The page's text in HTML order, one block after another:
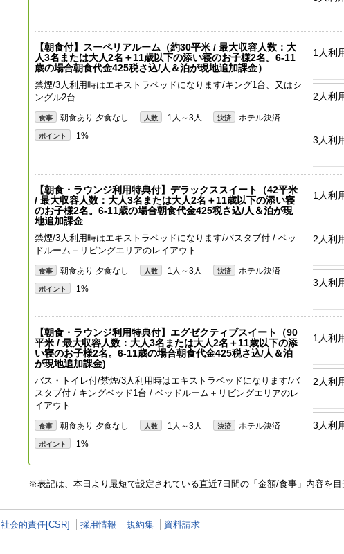
【朝食付】スーペリアルーム（約30平米 / 最大収容人数：大
人3名または大人2名＋11歳以下の添い寝のお子様2名。6-11
歳の場合朝食代金425税さ込/人＆泊が現地追加課金）
禁煙/3人利用時はエキストラベッドになります/キング1台、又はシ
ングル2台
食事 朝食あり 夕食なし 人数 1人～3人 決済 ホテル決済
ポイント 1%
1人利
2人利
3人利
【朝食・ラウンジ利用特典付】デラックススイート（42平米
/ 最大収容人数：大人3名または大人2名＋11歳以下の添い寝
のお子様2名。6-11歳の場合朝食代金425税さ込/人＆泊が現
地追加課金
禁煙/3人利用時はエキストラベッドになります/バスタブ付 / ベッ
ドルーム＋リビングエリアのレイアウト
食事 朝食あり 夕食なし 人数 1人～3人 決済 ホテル決済
ポイント 1%
1人利
2人利
3人利
【朝食・ラウンジ利用特典付】エグゼクティブスイート（90
平米 / 最大収容人数：大人3名または大人2名＋11歳以下の添
い寝のお子様2名。6-11歳の場合朝食代金425税さ込/人＆泊
が現地追加課金)
バス・トイレ付/禁煙/3人利用時はエキストラベッドになります/バ
スタブ付 / キングベッド1台 / ベッドルーム＋リビングエリアのレ
イアウト
食事 朝食あり 夕食なし 人数 1人～3人 決済 ホテル決済
ポイント 1%
1人利
2人利
3人利
※表記は、本日より最短で設定されている直近7日間の「金額/食事」内容を目
社会的責任[CSR] 採用情報 規約集
資料請求